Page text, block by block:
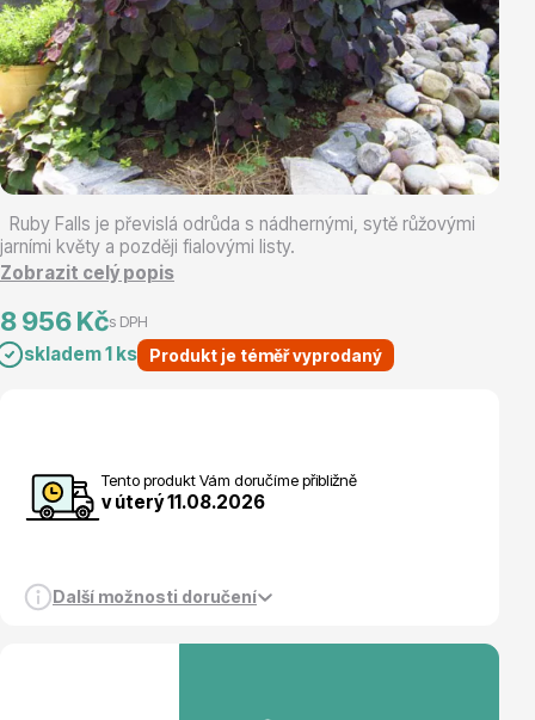
Vánoční stromky v květináčích a řezané
Magnólie
Semena, sadba
Ruby Falls je převislá odrůda s nádhernými, sytě růžovými
jarními květy a později fialovými listy.
Zobrazit celý popis
8 956 Kčs DPH
skladem 1 ks Produkt je téměř vyprodaný
Tento produkt Vám doručíme přibližně
v úterý 11.08.2026
Další možnosti doručení